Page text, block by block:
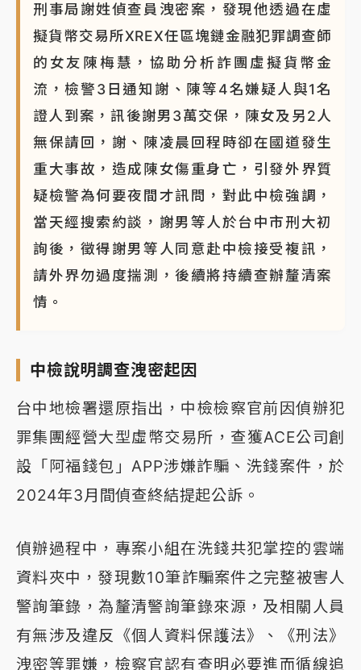
刑事局謝姓偵查員洩密案，發現他透過在虛
擬貨幣交易所XREX任區塊鏈金融犯罪調查師
的女友陳梅慧，協助分析詐團虛擬貨幣金
流，檢警3日通知謝、陳等4名嫌疑人與1名
證人到案，訊後謝男3萬交保，陳女及另2人
無保請回，謝、陳凌晨回程時卻在國道發生
重大事故，造成陳女傷重身亡，引發外界質
疑檢警為何要夜間才訊問，對此中檢強調，
當天經搜索約談，謝男等人於台中市刑大初
詢後，徵得謝男等人同意赴中檢接受複訊，
請外界勿過度揣測，後續將持續查辦釐清案
情。
中檢說明調查洩密起因
台中地檢署還原指出，中檢檢察官前因偵辦犯
罪集團經營大型虛幣交易所，查獲ACE公司創
設「阿福錢包」APP涉嫌詐騙、洗錢案件，於
2024年3月間偵查終結提起公訴。
偵辦過程中，專案小組在洗錢共犯掌控的雲端
資料夾中，發現數10筆詐騙案件之完整被害人
警詢筆錄，為釐清警詢筆錄來源，及相關人員
有無涉及違反《個人資料保護法》、《刑法》
洩密等罪嫌，檢察官認有查明必要進而循線追